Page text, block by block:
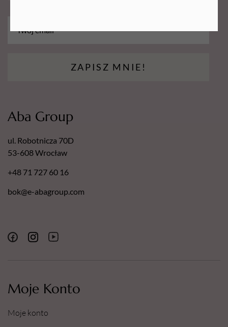
ZAPISZ MNIE!
Moje Konto
Moje konto
Aba Group
ul. Robotnicza 70D
53-608 Wrocław
+48 71 727 60 16
bok@e-abagroup.com